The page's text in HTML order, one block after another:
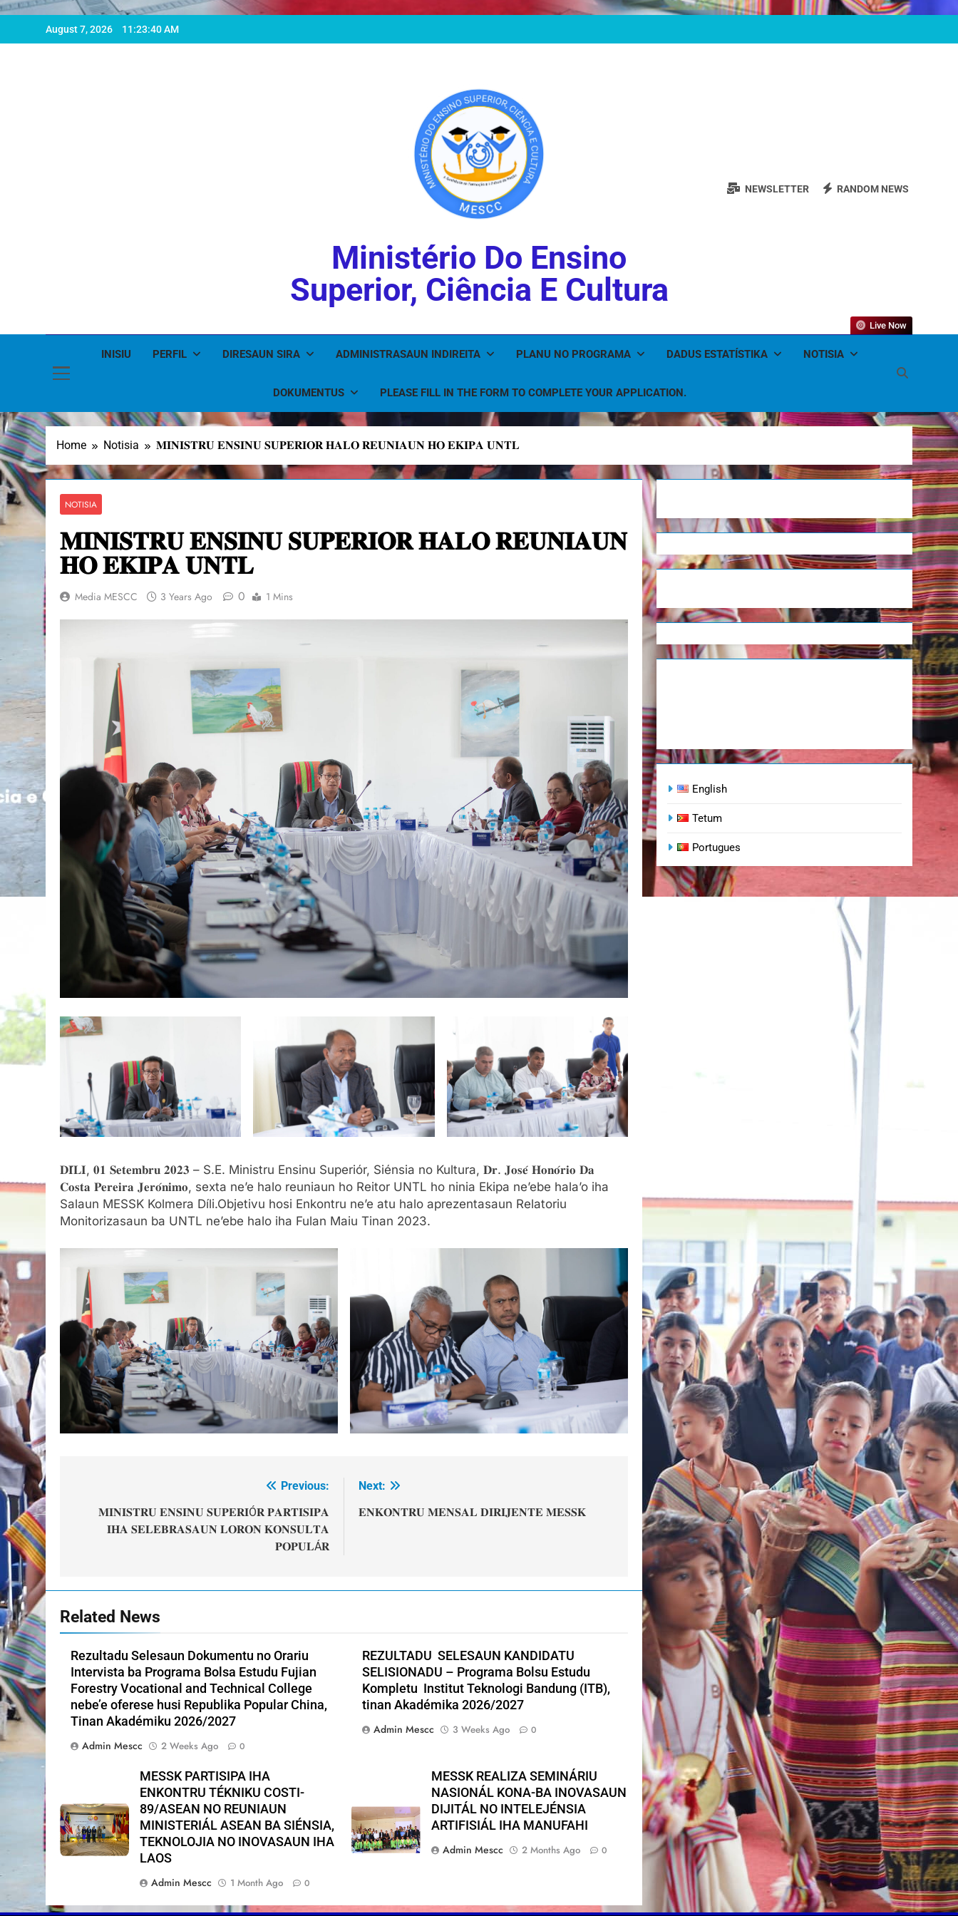
August 7, 2026 11:23:42 AM
Ministério Do Ensino
Superior, Ciência E Cultura
NEWSLETTER RANDOM NEWS
INISIU PERFIL DIRESAUN SIRA ADMINISTRASAUN INDIREITA PLANU NO PROGRAMA DADUS ESTATÍSTIKA NOTISIA
DOKUMENTUS PLEASE FILL IN THE FORM TO COMPLETE YOUR APPLICATION.
Live Now
Home Notisia 𝐌𝐈𝐍𝐈𝐒𝐓𝐑𝐔 𝐄𝐍𝐒𝐈𝐍𝐔 𝐒𝐔𝐏𝐄𝐑𝐈𝐎𝐑 𝐇𝐀𝐋𝐎 𝐑𝐄𝐔𝐍𝐈𝐀𝐔𝐍 𝐇𝐎 𝐄𝐊𝐈𝐏𝐀 𝐔𝐍𝐓𝐋
NOTISIA
𝐌𝐈𝐍𝐈𝐒𝐓𝐑𝐔 𝐄𝐍𝐒𝐈𝐍𝐔 𝐒𝐔𝐏𝐄𝐑𝐈𝐎𝐑 𝐇𝐀𝐋𝐎 𝐑𝐄𝐔𝐍𝐈𝐀𝐔𝐍
𝐇𝐎 𝐄𝐊𝐈𝐏𝐀 𝐔𝐍𝐓𝐋
Media MESCC 3 Years Ago 0 1 Mins
𝐃𝐈́𝐋𝐈, 𝟎𝟏 𝐒𝐞𝐭𝐞𝐦𝐛𝐫𝐮 𝟐𝟎𝟐𝟑 – S.E. Ministru Ensinu Superiór, Siénsia no Kultura, 𝐃𝐫. 𝐉𝐨𝐬𝐞́ 𝐇𝐨𝐧𝐨́𝐫𝐢𝐨 𝐃𝐚
𝐂𝐨𝐬𝐭𝐚 𝐏𝐞𝐫𝐞𝐢𝐫𝐚 𝐉𝐞𝐫𝐨́𝐧𝐢𝐦𝐨, sexta ne’e halo reuniaun ho Reitor UNTL ho ninia Ekipa ne’ebe hala’o iha
Salaun MESSK Kolmera Díli.Objetivu hosi Enkontru ne’e atu halo aprezentasaun Relatoriu
Monitorizasaun ba UNTL ne’ebe halo iha Fulan Maiu Tinan 2023.
navigation
Previous:
𝐌𝐈𝐍𝐈𝐒𝐓𝐑𝐔 𝐄𝐍𝐒𝐈𝐍𝐔 𝐒𝐔𝐏𝐄𝐑𝐈Ó𝐑 𝐏𝐀𝐑𝐓𝐈𝐒𝐈𝐏𝐀
𝐈𝐇𝐀 𝐒𝐄𝐋𝐄𝐁𝐑𝐀𝐒𝐀𝐔𝐍 𝐋𝐎𝐑𝐎𝐍 𝐊𝐎𝐍𝐒𝐔𝐋𝐓𝐀
𝐏𝐎𝐏𝐔𝐋Á𝐑
Next:
𝐄𝐍𝐊𝐎𝐍𝐓𝐑𝐔 𝐌𝐄𝐍𝐒𝐀𝐋 𝐃𝐈𝐑𝐈𝐉𝐄𝐍𝐓𝐄 𝐌𝐄𝐒𝐒𝐊
Related News
Rezultadu Selesaun Dokumentu no Orariu
Intervista ba Programa Bolsa Estudu Fujian
Forestry Vocational and Technical College
nebe’e oferese husi Republika Popular China,
Tinan Akadémiku 2026/2027
Admin Mescc
2 Weeks Ago 0
REZULTADU SELESAUN KANDIDATU
SELISIONADU – Programa Bolsu Estudu
Kompletu Institut Teknologi Bandung (ITB),
tinan Akadémika 2026/2027
Admin Mescc
3 Weeks Ago 0
MESSK PARTISIPA IHA
ENKONTRU TÉKNIKU COSTI-
89/ASEAN NO REUNIAUN
MINISTERIÁL ASEAN BA SIÉNSIA,
TEKNOLOJIA NO INOVASAUN IHA
LAOS
Admin Mescc
1 Month Ago 0
MESSK REALIZA SEMINÁRIU
NASIONÁL KONA-BA INOVASAUN
DIJITÁL NO INTELEJÉNSIA
ARTIFISIÁL IHA MANUFAHI
Admin Mescc
2 Months Ago 0
English
Tetum
Portugues